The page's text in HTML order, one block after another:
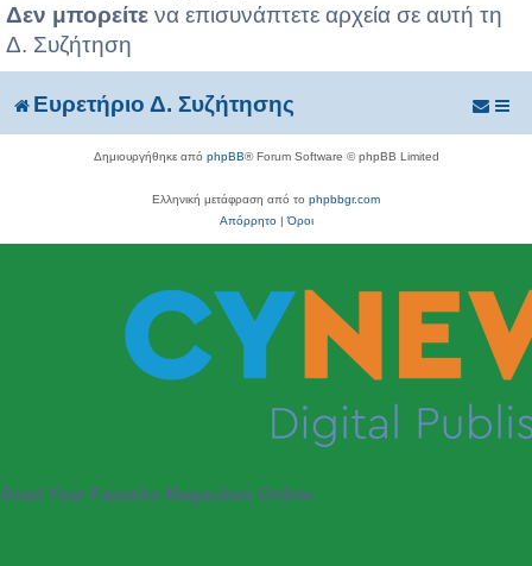
Δεν μπορείτε να επισυνάπτετε αρχεία σε αυτή τη
Δ. Συζήτηση
Ευρετήριο Δ. Συζήτησης
Δημιουργήθηκε από phpBB® Forum Software © phpBB Limited
Ελληνική μετάφραση από το phpbbgr.com
Απόρρητο|Όροι
Read Your Favorite Magazines Online